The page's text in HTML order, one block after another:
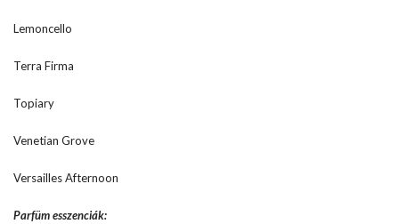
Lemoncello
Terra Firma
Topiary
Venetian Grove
Versailles Afternoon
Parfüm esszenciák: